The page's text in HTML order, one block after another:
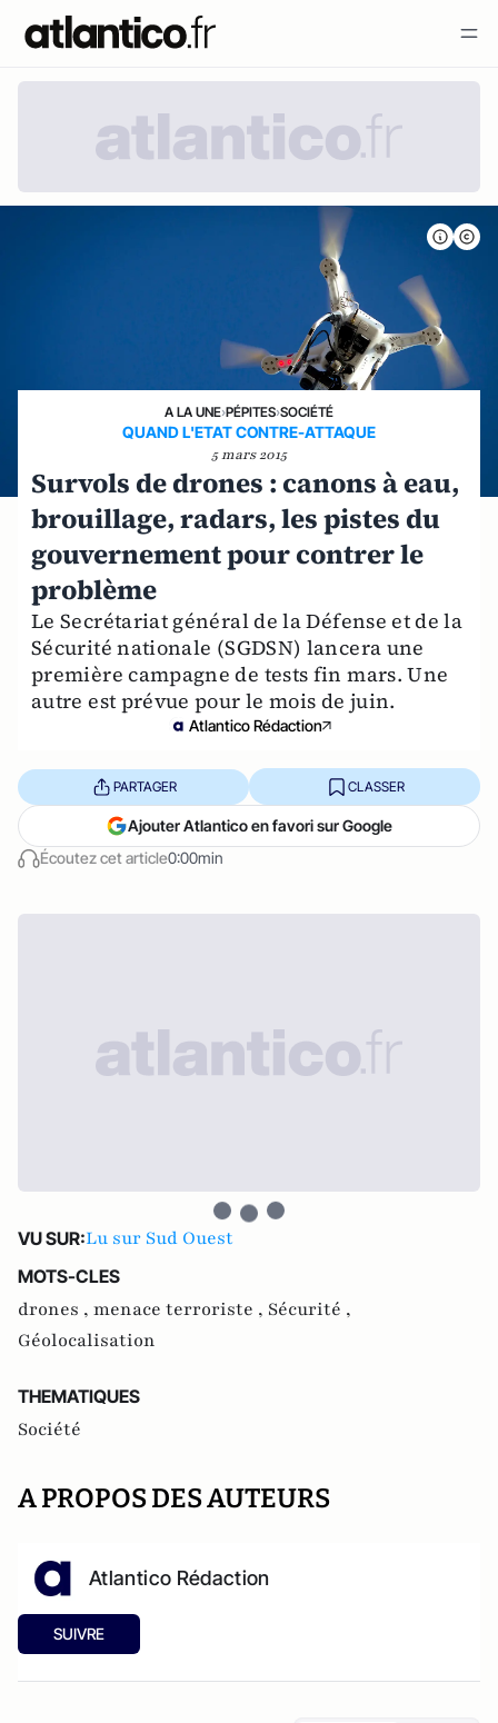
A LA UNE›PÉPITES›SOCIÉTÉ
QUAND L'ETAT CONTRE-ATTAQUE
5 mars 2015
Survols de drones : canons à eau,
brouillage, radars, les pistes du
gouvernement pour contrer le
problème
Le Secrétariat général de la Défense et de la
Sécurité nationale (SGDSN) lancera une
première campagne de tests fin mars. Une
autre est prévue pour le mois de juin.
Atlantico Rédaction
Écoutez cet article0:00min
PARTAGER CLASSER
Ajouter Atlantico en favori sur Google
VU SUR:Lu sur Sud Ouest
MOTS-CLES
drones , menace terroriste , Sécurité ,
Géolocalisation
THEMATIQUES
Société
A PROPOS DES AUTEURS
Atlantico Rédaction
SUIVRE